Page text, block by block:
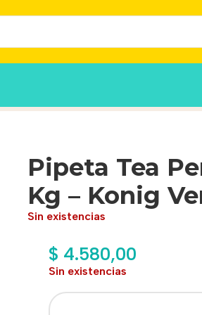
Pipeta Tea
Kg – Konig
Sin existencias
$ 4.580,00
Sin existencias